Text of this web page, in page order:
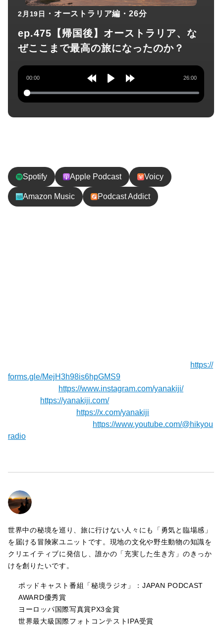
2月19日 ・オーストラリア編 ・26分
ep.475【帰国後】オーストラリア、な
ぜここまで最高の旅になったのか？
RewindPlay Forward
00:00 26:00
Spotify Apple Podcast Voicy
Amazon Music Podcast Addict
https://
forms.gle/MejH3h98is6hpGMS9
https://www.instagram.com/yanakiji/
https://yanakiji.com/
https://x.com/yanakiji
https://www.youtube.com/@hikyou
radio
世界中の秘境を巡り、旅に行けない人々にも「勇気と臨場感」
を届ける冒険家ユニットです。現地の文化や野生動物の知識を
クリエイティブに発信し、誰かの「充実した生き方」のきっか
けを創りたいです。
ポッドキャスト番組「秘境ラジオ」：JAPAN PODCAST
AWARD優秀賞
ヨーロッパ国際写真賞PX3金賞
世界最大級国際フォトコンテストIPA受賞